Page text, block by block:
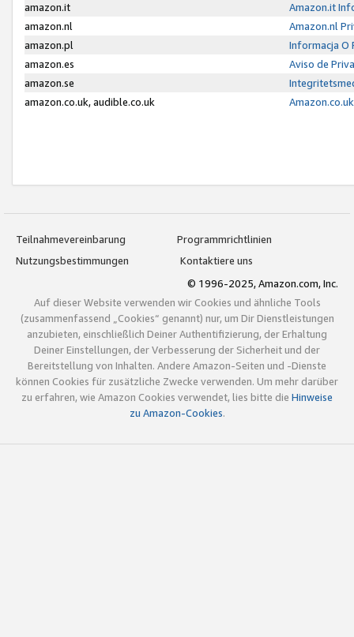
amazon.it
Amazon.it
amazon.nl
Amazon.nl
amazon.pl
Informacja O
amazon.es
Aviso de
amazon.se
amazon.co.uk, audible.co.uk
Teilnahmevereinbarung
Programmrichtlinien
Nutzungsbestimmungen
Kontaktiere uns
© 1996-2025, Amazon.com, Inc.
Auf dieser Website verwenden wir Cookies und ähnliche Tools
(zusammenfassend „Cookies“ genannt) nur, um Dir Dienstleistungen
anzubieten, einschließlich Deiner Authentifizierung, der Erhaltung
Deiner Einstellungen, der Verbesserung der Sicherheit und der
Bereitstellung von Inhalten. Andere Amazon-Seiten und -Dienste
können Cookies für zusätzliche Zwecke verwenden. Um mehr darüber
zu erfahren, wie Amazon Cookies verwendet, lies bitte die Hinweise
zu Amazon-Cookies.